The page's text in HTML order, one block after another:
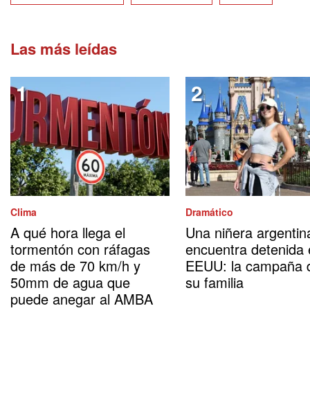
Las más leídas
Clima
A qué hora llega el
tormentón con ráfagas
de más de 70 km/h y
50mm de agua que
puede anegar al AMBA
Dramático
Una niñera
encuentra detenida
EEUU: la campaña
su familia